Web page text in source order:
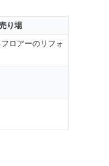
り場
ロアーのリフォ